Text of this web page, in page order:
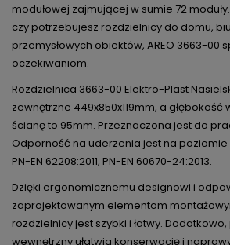
modułowej zajmującej w sumie 72
czy potrzebujesz rozdzielnicy do domu,
przemysłowych obiektów, AREO 3663-00
oczekiwaniom.
Rozdzielnica 3663-00 Elektro-Plast
zewnętrzne 449x850x119mm, a
ścianę to 95mm. Przeznaczona jest do
Odporność na uderzenia jest na poziomie
PN-EN 62208:2011, PN-EN 60670-24:2013.
Dzięki ergonomicznemu designowi i
zaprojektowanym elementom
rozdzielnicy jest szybki i łatwy. Dodatkowo,
wewnętrzny ułatwia konserwację i